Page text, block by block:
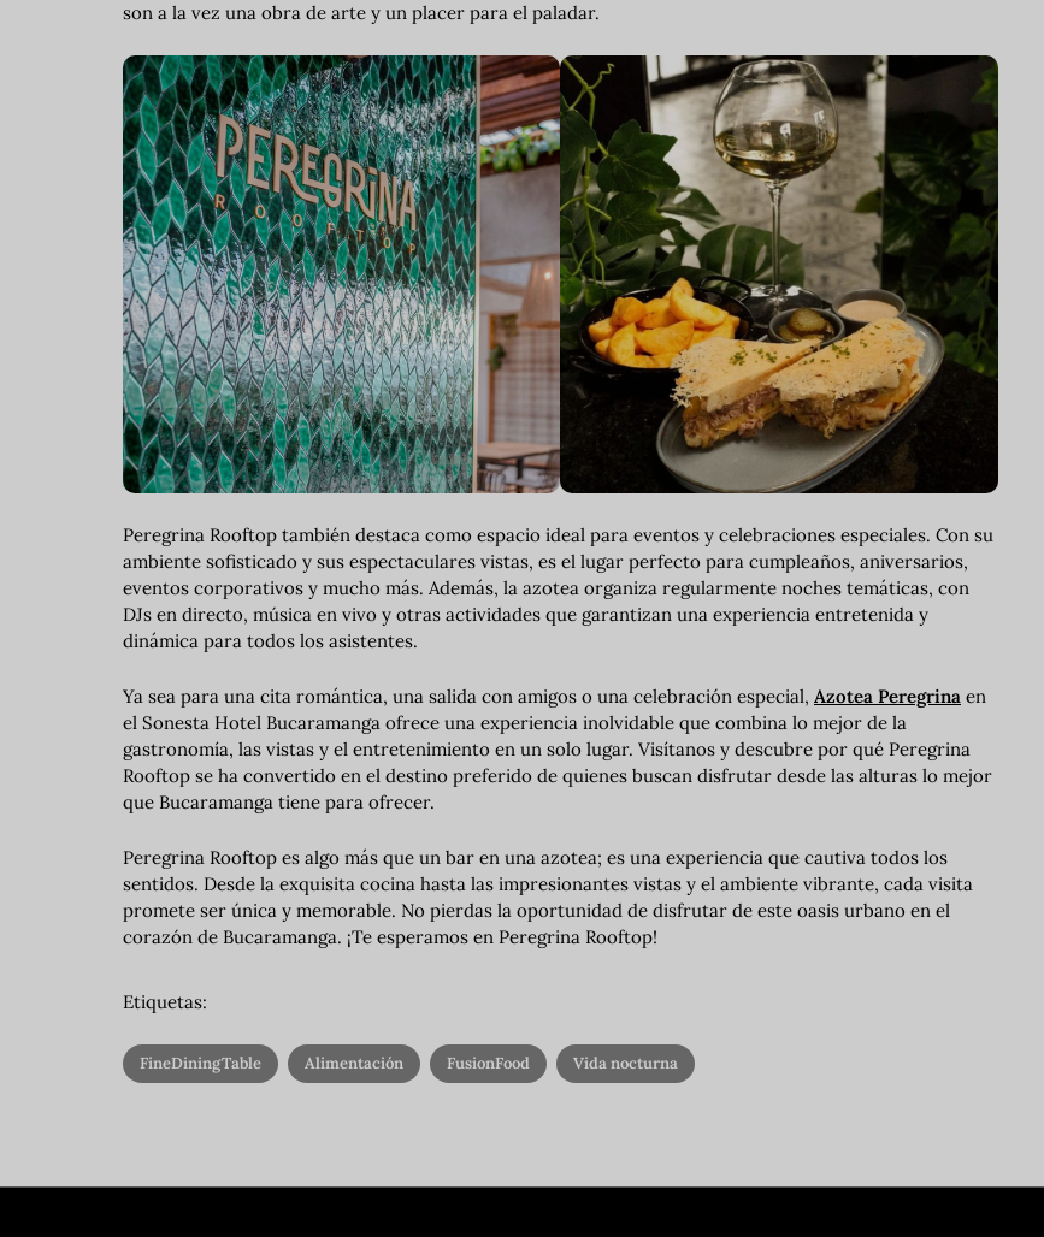
son a la vez una obra de arte y un placer para el paladar.
Peregrina Rooftop también destaca como espacio ideal para eventos y celebraciones especiales. Con su
ambiente sofisticado y sus espectaculares vistas, es el lugar perfecto para cumpleaños, aniversarios,
eventos corporativos y mucho más. Además, la azotea organiza regularmente noches temáticas, con
DJs en directo, música en vivo y otras actividades que garantizan una experiencia entretenida y
dinámica para todos los asistentes.
Ya sea para una cita romántica, una salida con amigos o una celebración especial, Azotea Peregrina en
el Sonesta Hotel Bucaramanga ofrece una experiencia inolvidable que combina lo mejor de la
gastronomía, las vistas y el entretenimiento en un solo lugar. Visítanos y descubre por qué Peregrina
Rooftop se ha convertido en el destino preferido de quienes buscan disfrutar desde las alturas lo mejor
que Bucaramanga tiene para ofrecer.
Peregrina Rooftop es algo más que un bar en una azotea; es una experiencia que cautiva todos los
sentidos. Desde la exquisita cocina hasta las impresionantes vistas y el ambiente vibrante, cada visita
promete ser única y memorable. No pierdas la oportunidad de disfrutar de este oasis urbano en el
corazón de Bucaramanga. ¡Te esperamos en Peregrina Rooftop!
Etiquetas:
FineDiningTable Alimentación FusionFood Vida nocturna